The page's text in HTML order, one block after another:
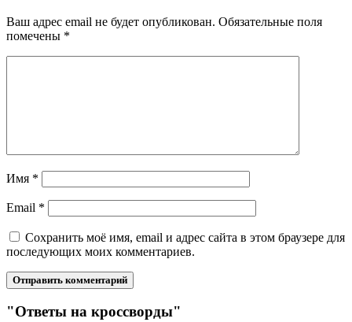
Ваш адрес email не будет опубликован. Обязательные поля
помечены *
Имя *
Email *
Сохранить моё имя, email и адрес сайта в этом браузере для
последующих моих комментариев.
"Ответы на кроссворды"